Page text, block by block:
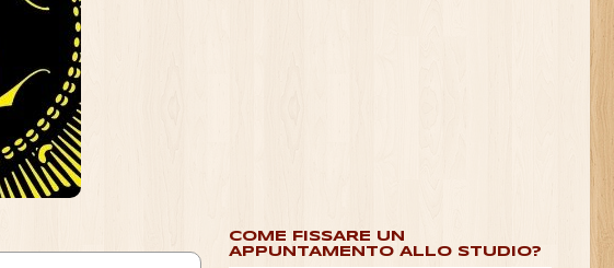
COME FISSARE UN
APPUNTAMENTO ALLO STUDIO?